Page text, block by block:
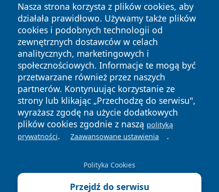
Nasza strona korzysta z plików cookies, aby
działała prawidłowo. Używamy także plików
cookies i podobnych technologii od
zewnętrznych dostawców w celach
analitycznych, marketingowych i
społecznościowych. Informacje te mogą być
przetwarzane również przez naszych
partnerów. Kontynuując korzystanie ze
strony lub klikając „Przechodzę do serwisu",
wyrażasz zgodę na użycie dodatkowych
plików cookies zgodnie z naszą polityką
prywatności. Zaawansowane ustawienia .
Polityka Cookies
Przejdź do serwisu
Copyright © 2026 wejherowski24.pl Wszystkie prawa
zastrzeżone.
News Autorzy
Polityka
Prywatności
Polityka
Cookies